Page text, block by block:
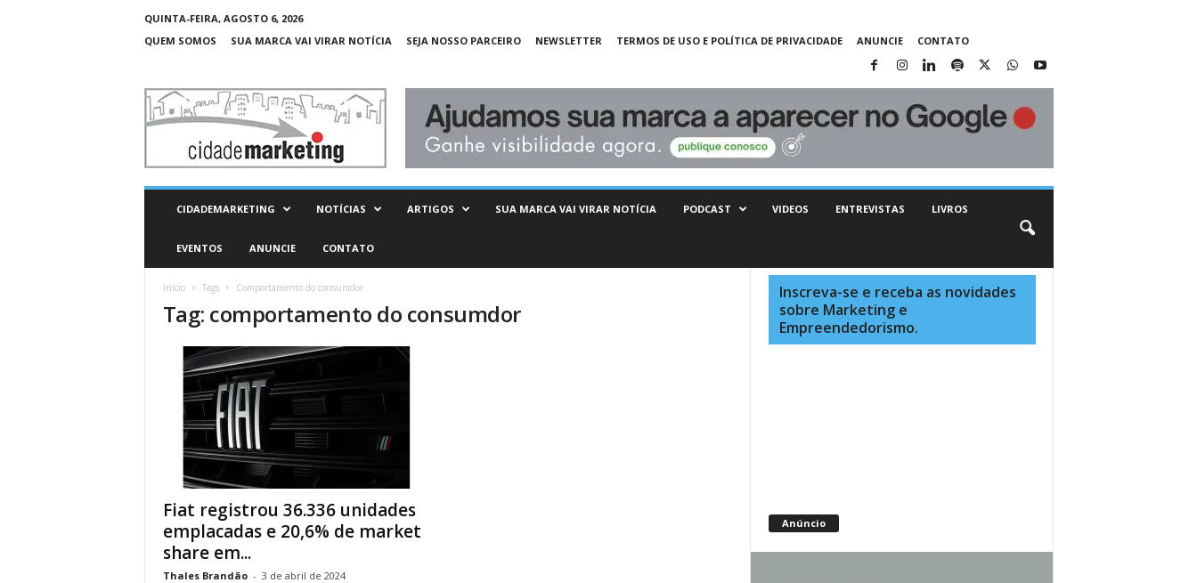
QUINTA-FEIRA, AGOSTO 6, 2026
QUEM SOMOS
SUA MARCA VAI VIRAR NOTÍCIA SEJA NOSSO PARCEIRO NEWSLETTER TERMOS DE USO E POLÍTICA DE PRIVACIDADE ANUNCIE CONTATO
C
d
CIDADEMARKETING NOTÍCIAS ARTIGOS SUA MARCA VAI VIRAR NOTÍCIA PODCAST VIDEOS ENTREVISTAS LIVROS
EVENTOS ANUNCIE CONTATO
Início Tags Comportamento do consumdor
Tag: comportamento do consumdor
Fiat registrou 36.336 unidades
emplacadas e 20,6% de market
share em...
Thales Brandão - 3 de abril de 2024
Inscreva-se e receba as novidades
sobre Marketing e
Empreendedorismo.
Anúncio